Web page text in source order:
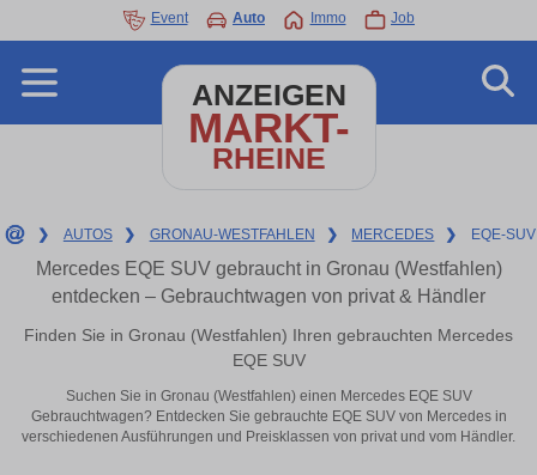
Event Auto Immo Job
ANZEIGEN
MARKT-
RHEINE
❯ AUTOS ❯ GRONAU-WESTFAHLEN ❯ MERCEDES ❯ EQE-SUV
Mercedes EQE SUV gebraucht in Gronau (Westfahlen)
entdecken – Gebrauchtwagen von privat & Händler
Finden Sie in Gronau (Westfahlen) Ihren gebrauchten Mercedes
EQE SUV
Suchen Sie in Gronau (Westfahlen) einen Mercedes EQE SUV
Gebrauchtwagen? Entdecken Sie gebrauchte EQE SUV von Mercedes in
verschiedenen Ausführungen und Preisklassen von privat und vom Händler.